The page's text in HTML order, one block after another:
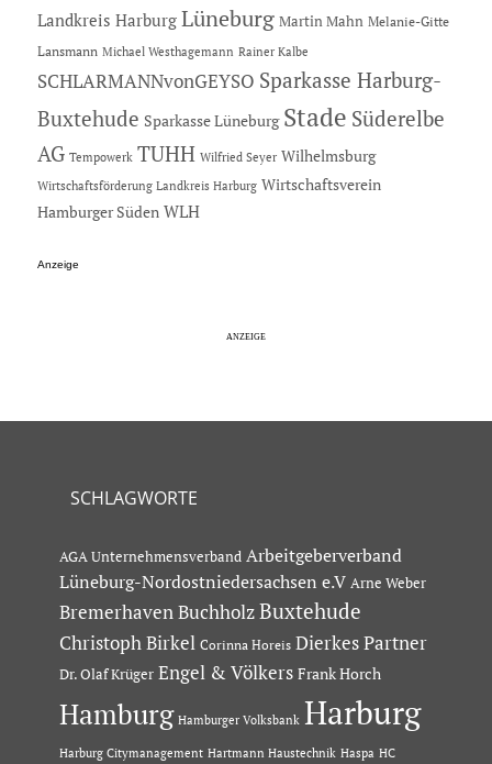
Landkreis Harburg Lüneburg Martin Mahn Melanie-Gitte
Lansmann Michael Westhagemann Rainer Kalbe
SCHLARMANNvonGEYSO Sparkasse Harburg-
Buxtehude Sparkasse Lüneburg Stade Süderelbe
AG Tempowerk TUHH Wilfried Seyer Wilhelmsburg
Wirtschaftsförderung Landkreis Harburg Wirtschaftsverein
Hamburger Süden WLH
Anzeige
SCHLAGWORTE
AGA Unternehmensverband Arbeitgeberverband
Lüneburg-Nordostniedersachsen e.V Arne Weber
Bremerhaven Buchholz Buxtehude
Christoph Birkel Corinna Horeis Dierkes Partner
Dr. Olaf Krüger Engel & Völkers Frank Horch
Hamburg Hamburger Volksbank Harburg
Harburg Citymanagement Hartmann Haustechnik Haspa HC